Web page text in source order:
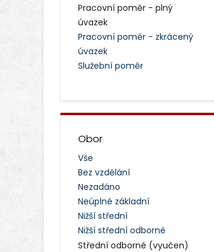
Pracovní poměr - plný
úvazek
Pracovní poměr - zkrácený
úvazek
Služební poměr
Obor
Vše
Bez vzdělání
Nezadáno
Neúplné základní
Nižší střední
Nižší střední odborné
Střední odborné (vyučen)